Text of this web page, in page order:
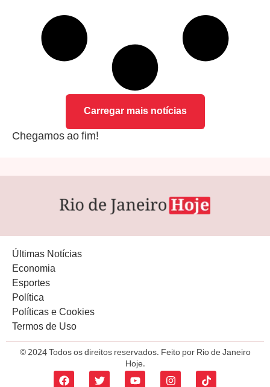
Carregar mais notícias
Chegamos ao fim!
Últimas Notícias
Economia
Esportes
Política
Políticas e Cookies
Termos de Uso
© 2024 Todos os direitos reservados. Feito por Rio de Janeiro
Hoje.